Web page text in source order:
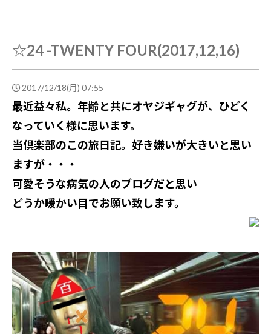
☆24 -TWENTY FOUR(2017,12,16)
2017/12/18(月) 07:55
最近益々私。年齢と共にオヤジギャグが、ひどく
なっていく様に思います。
当倶楽部のこの旅日記。好き嫌いが大きいと思い
ますが・・・
可愛そうな病気の人のブログだと思い
どうか暖かい目でお願い致します。